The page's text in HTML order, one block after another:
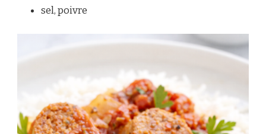
sel, poivre